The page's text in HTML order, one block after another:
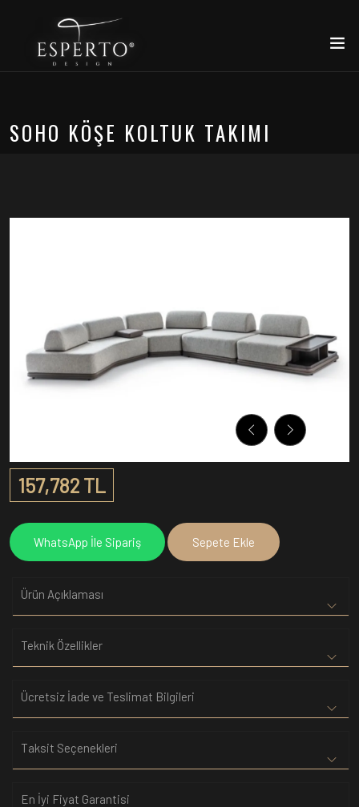
SOHO KÖŞE KOLTUK TAKIMI
157,782 TL
WhatsApp İle Sipariş Sepete Ekle
Ürün Açıklaması
Teknik Özellikler
Ücretsiz İade ve Teslimat Bilgileri
Taksit Seçenekleri
En İyi Fiyat Garantisi